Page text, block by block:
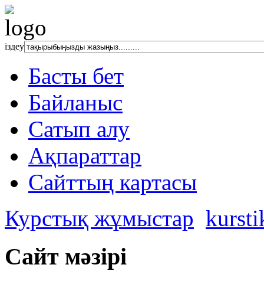
іздеу
Басты бет
Байланыс
Сатып алу
Ақпараттар
Сайттың картасы
Курстық жұмыстар
Сайт мәзірі